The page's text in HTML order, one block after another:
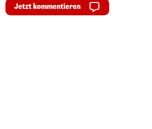
Jetzt kommentieren